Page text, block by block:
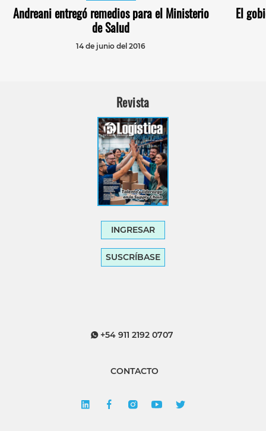
Andreani entregó remedios para el Ministerio
de Salud
14 de junio del 2016
El
Revista
INGRESAR
SUSCRÍBASE
+54 911 2192 0707
CONTACTO